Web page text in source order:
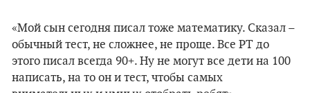
«Мой сын сегодня писал тоже математику. Сказал –
обычный тест, не сложнее, не проще. Все РТ до
этого писал всегда 90+. Ну не могут все дети на 100
написать, на то он и тест, чтобы самых